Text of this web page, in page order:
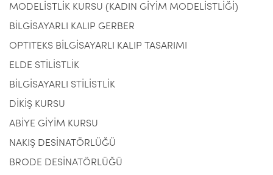
MODELİSTLİK KURSU (KADIN GİYİM MODELİSTLİĞİ)
BİLGİSAYARLI KALIP GERBER
OPTITEKS BİLGİSAYARLI KALIP TASARIMI
ELDE STİLİSTLİK
BİLGİSAYARLI STİLİSTLİK
DİKİŞ KURSU
ABİYE GİYİM KURSU
NAKIŞ DESİNATÖRLÜĞÜ
BRODE DESİNATÖRLÜĞÜ